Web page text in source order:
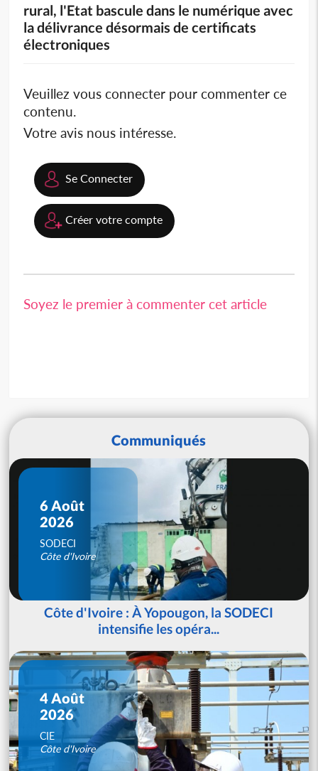
rural, l'Etat bascule dans le numérique avec
la délivrance désormais de certificats
électroniques
Veuillez vous connecter pour commenter ce
contenu.
Votre avis nous intéresse.
Se Connecter
Créer votre compte
Soyez le premier à commenter cet article
Communiqués
6 Août
2026
SODECI
Côte d'Ivoire
Côte d'Ivoire : À Yopougon, la SODECI
intensifie les opéra...
4 Août
2026
CIE
Côte d'Ivoire